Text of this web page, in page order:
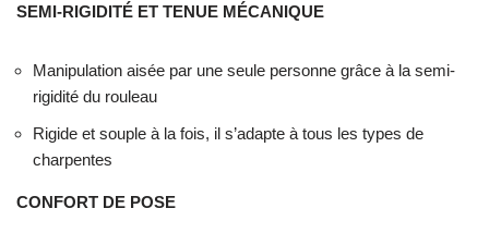
SEMI-RIGIDITÉ ET TENUE MÉCANIQUE
Manipulation aisée par une seule personne grâce à la semi-
rigidité du rouleau
Rigide et souple à la fois, il s’adapte à tous les types de
charpentes
CONFORT DE POSE